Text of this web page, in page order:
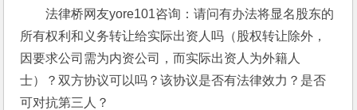
法律桥网友yore101咨询：请问有办法将显名股东的
所有权利和义务转让给实际出资人吗（股权转让除外，
因要求公司需为内资公司，而实际出资人为外籍人
士）？双方协议可以吗？该协议是否有法律效力？是否
可对抗第三人？